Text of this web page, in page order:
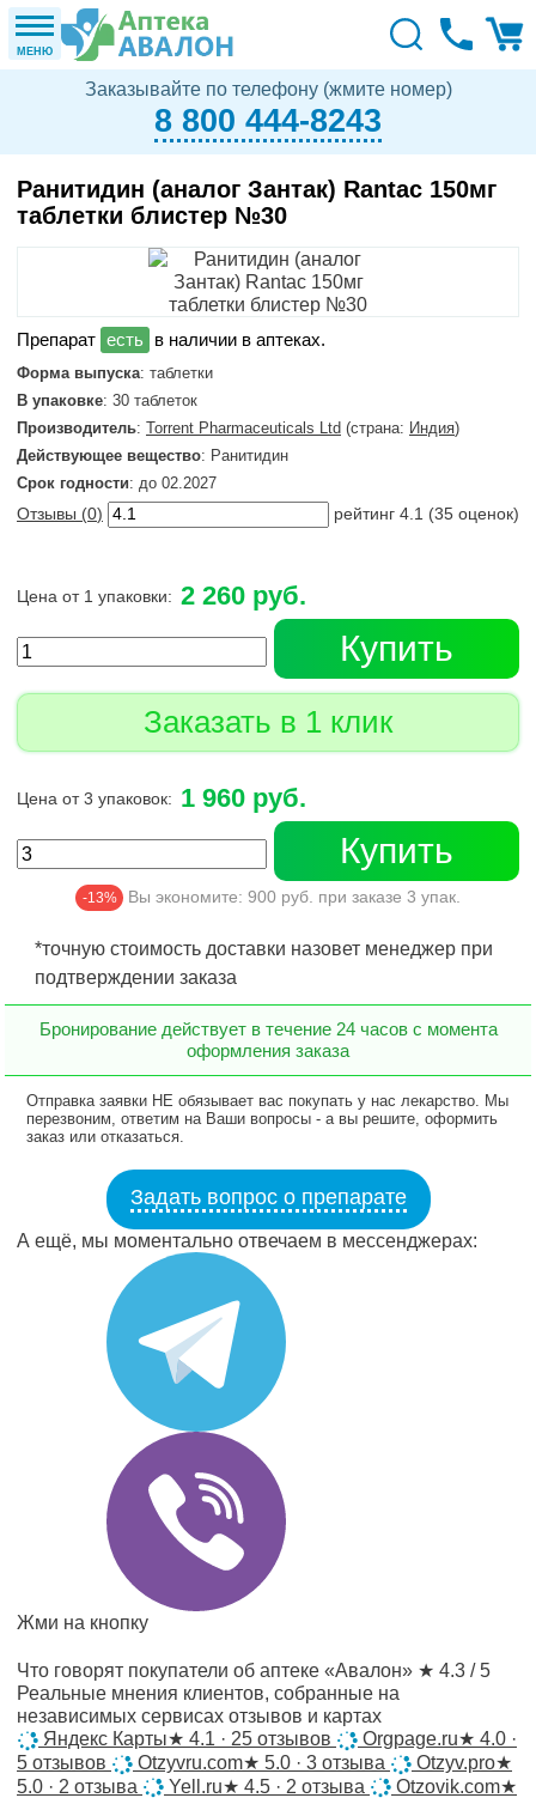
МЕНЮ
Заказывайте по телефону (жмите номер)
8 800 444-8243
Ранитидин (аналог Зантак) Rantac 150мг
таблетки блистер №30
в наличии в аптеках.
Форма выпуска: таблетки
В упаковке: 30 таблеток
Производитель: Torrent Pharmaceuticals Ltd (страна: Индия)
Действующее вещество: Ранитидин
Срок годности: до 02.2027
Отзывы (0) рейтинг 4.1 (35 оценок)
Цена от 1 упаковки: 2 260 руб.
Купить
Заказать в 1 клик
Цена от 3 упаковок: 1 960 руб.
Купить
-13% Вы экономите: 900 руб. при заказе 3 упак.
*точную стоимость доставки назовет менеджер при
подтверждении заказа
Бронирование действует в течение 24 часов с момента
оформления заказа
Отправка заявки НЕ обязывает вас покупать у нас лекарство. Мы
перезвоним, ответим на Ваши вопросы - а вы решите, оформить
заказ или отказаться.
Задать вопрос о препарате
А ещё, мы моментально отвечаем в мессенджерах:
Жми на кнопку
Что говорят покупатели об аптеке «Авалон» ★ 4.3 / 5
Реальные мнения клиентов, собранные на
независимых сервисах отзывов и картах
Яндекс Карты★ 4.1 · 25 отзывов Orgpage.ru★ 4.0 ·
5 отзывов
Otzyvru.com★ 5.0 · 3 отзыва Otzyv.pro★
5.0 · 2 отзыва
Yell.ru★ 4.5 · 2 отзыва Otzovik.com★